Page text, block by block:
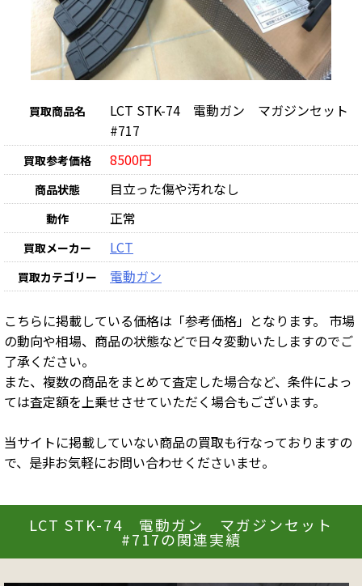
買取商品名
LCT STK-74 電動ガン マガジンセット
#717
買取参考価格 8500円
商品状態 目立った傷や汚れなし
動作 正常
買取メーカー LCT
買取カテゴリー 電動ガン
こちらに掲載している価格は「参考価格」となります。 市場
の動向や相場、商品の状態などで日々変動いたしますのでご
了承ください。
また、複数の商品をまとめて査定した場合など、条件によっ
ては査定額を上乗せさせていただく場合もございます。
当サイトに掲載していない商品の買取も行なっておりますの
で、是非お気軽にお問い合わせくださいませ。
LCT STK-74 電動ガン マガジンセット
#717の関連実績